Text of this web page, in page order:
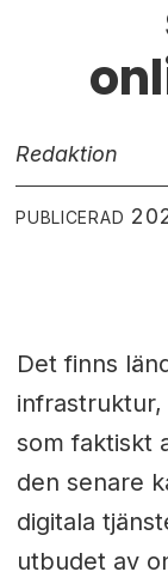
Redaktion
PUBLICERAD
Det finns
som faktiskt
den senare
digitala
utbudet av